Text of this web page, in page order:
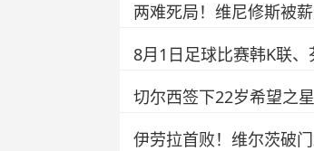
两难死局！维尼修斯被
8月1日足球比赛韩K联
切尔西签下22岁希望之
伊劳拉首败！维尔茨破